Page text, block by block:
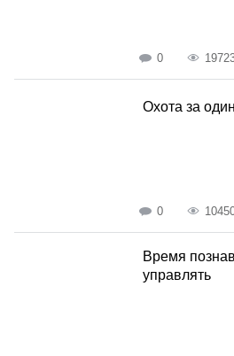
0
Охота за
0
Время
управлять